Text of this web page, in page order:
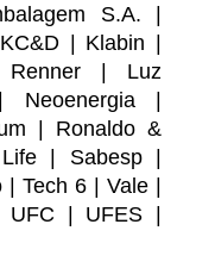
S.A. |
| Klabin |
| Luz
|
| Ronaldo &
| Sabesp |
Tech 6 | Vale |
| UFES |